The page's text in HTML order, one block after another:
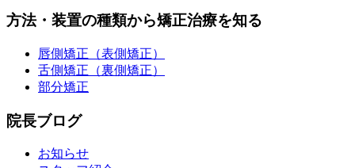
方法・装置の種類から矯正治療を知る
唇側矯正（表側矯正）
舌側矯正（裏側矯正）
部分矯正
院長ブログ
お知らせ